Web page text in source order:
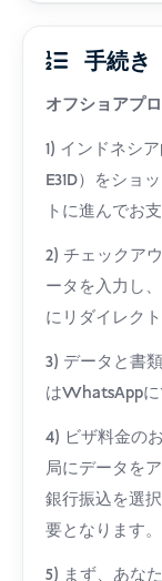
手続き
オフショアプ
1) インドネシ
E31D）をショ
トに進んでお
2) チェックア
ータを入力し
にリダイレクト
3) データと書
はWhatsAppに
4) ビザ料金の
局にデータを
銀行振込を選
要となります。
5) まず、あな